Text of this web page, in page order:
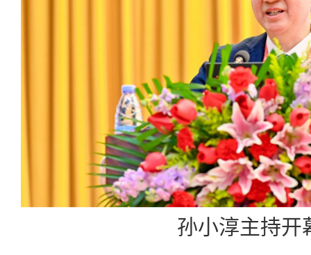
孙小淳主持开